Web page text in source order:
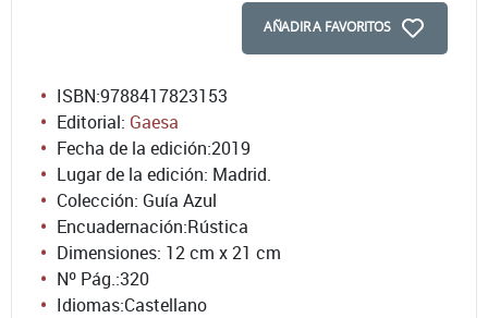
AÑADIR A FAVORITOS
ISBN:9788417823153
Editorial: Gaesa
Fecha de la edición:2019
Lugar de la edición: Madrid.
Colección: Guía Azul
Encuadernación:Rústica
Dimensiones: 12 cm x 21 cm
Nº Pág.:320
Idiomas:Castellano